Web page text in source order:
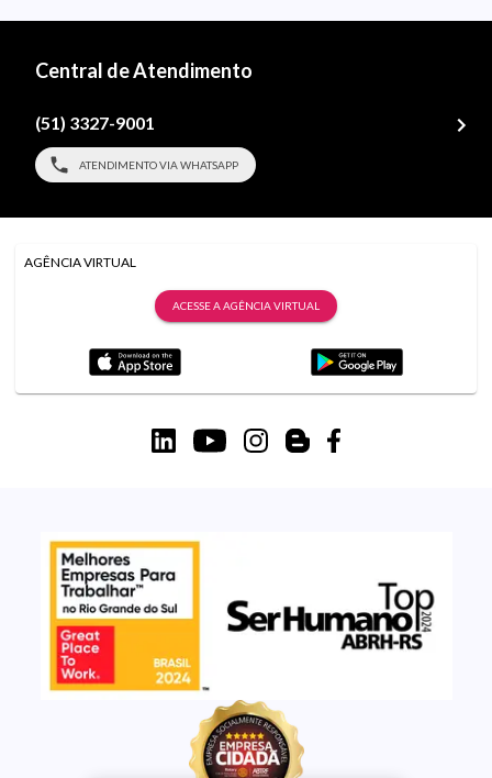
Central de Atendimento
(51) 3327-9001
ATENDIMENTO VIA WHATSAPP
AGÊNCIA VIRTUAL
ACESSE A AGÊNCIA VIRTUAL